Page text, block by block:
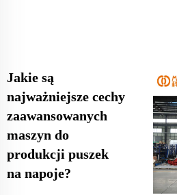
Jakie są
najważniejsze cechy
zaawansowanych
maszyn do
produkcji puszek
na napoje?